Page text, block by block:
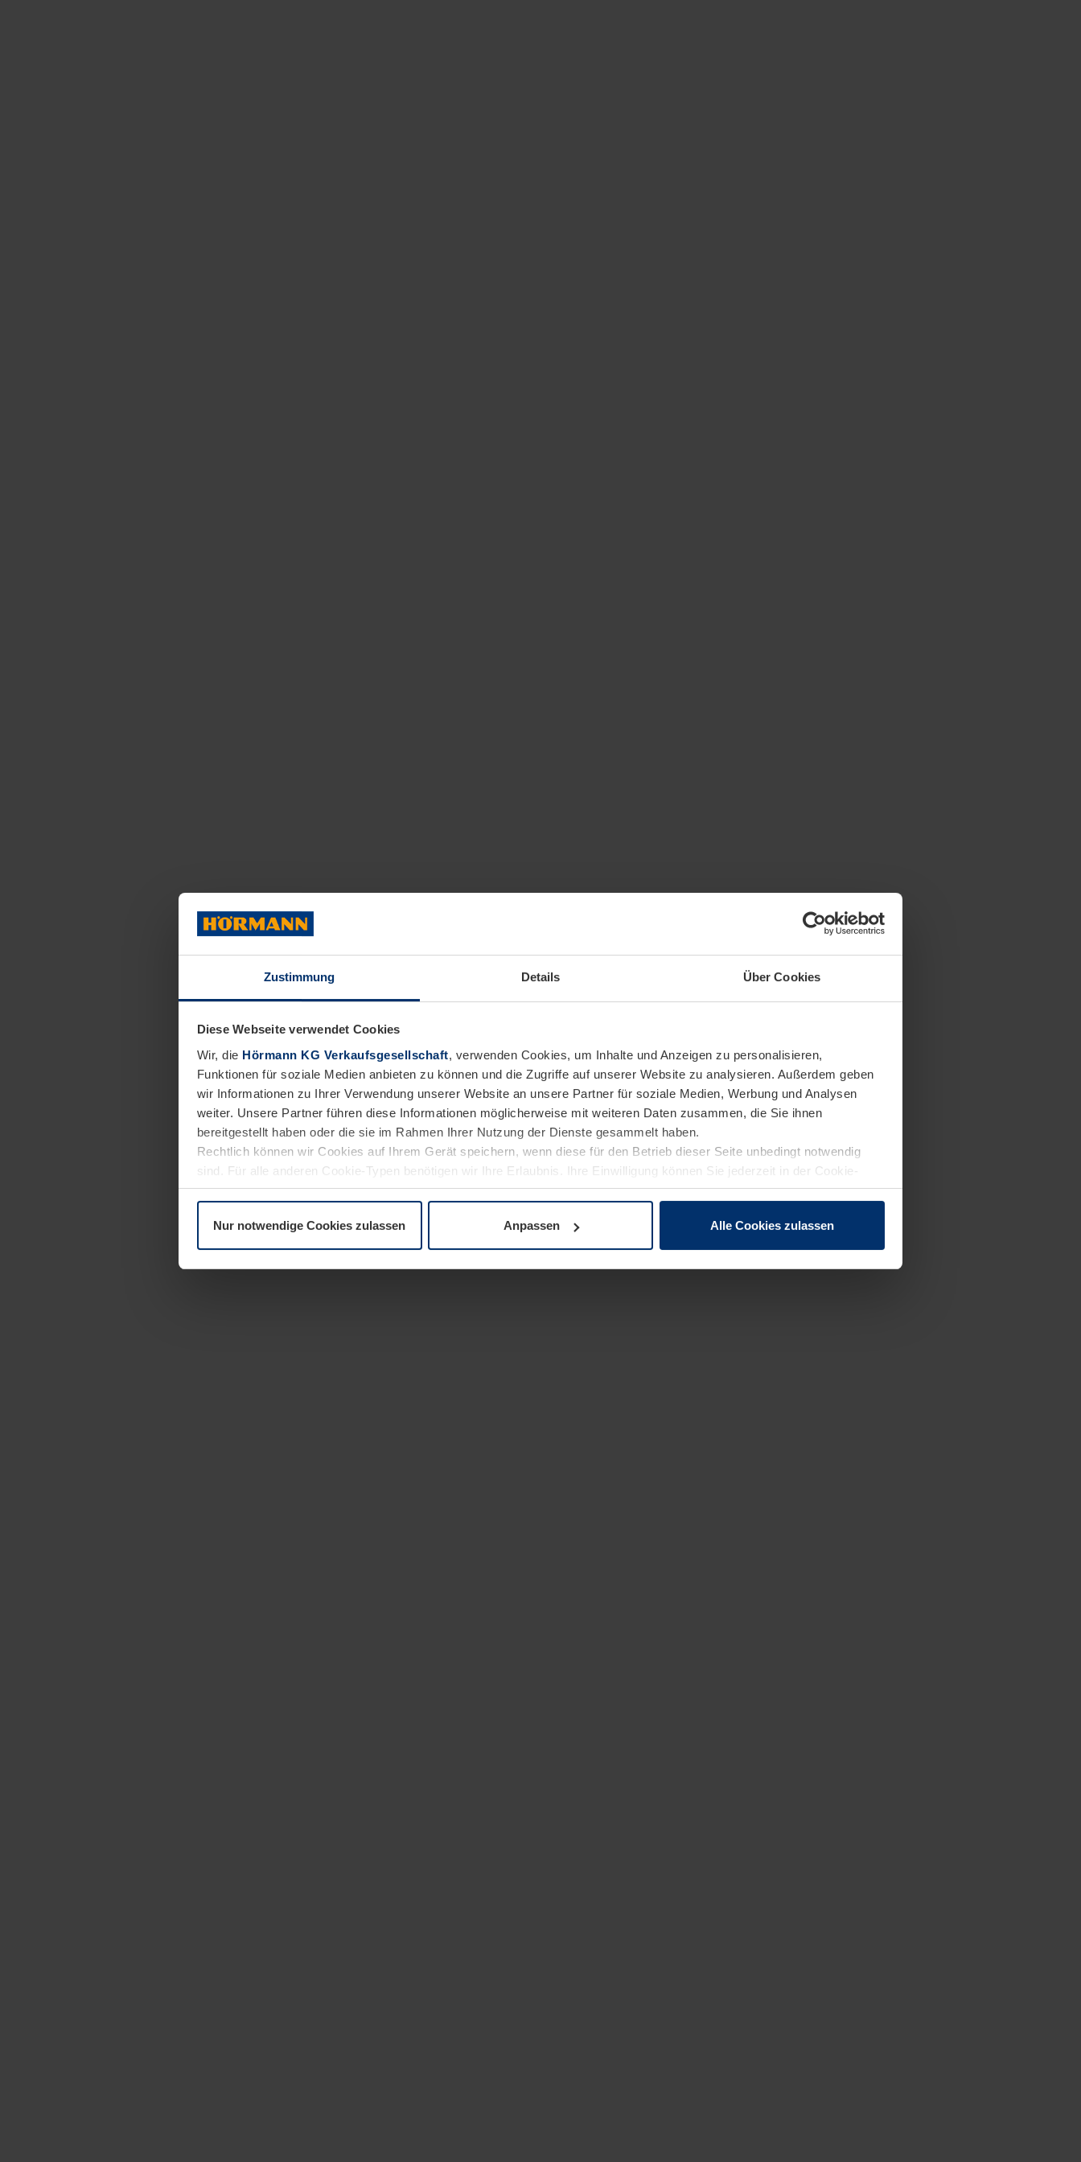
Zustimmung Details Über Cookies
Diese Webseite verwendet Cookies
Wir, die Hörmann KG Verkaufsgesellschaft, verwenden Cookies, um Inhalte und Anzeigen zu personalisieren,
Funktionen für soziale Medien anbieten zu können und die Zugriffe auf unserer Website zu analysieren. Außerdem geben
wir Informationen zu Ihrer Verwendung unserer Website an unsere Partner für soziale Medien, Werbung und Analysen
weiter. Unsere Partner führen diese Informationen möglicherweise mit weiteren Daten zusammen, die Sie ihnen
bereitgestellt haben oder die sie im Rahmen Ihrer Nutzung der Dienste gesammelt haben.
Rechtlich können wir Cookies auf Ihrem Gerät speichern, wenn diese für den Betrieb dieser Seite unbedingt notwendig
sind. Für alle anderen Cookie-Typen benötigen wir Ihre Erlaubnis. Ihre Einwilligung können Sie jederzeit in der Cookie-
Erläuterung auf der SeiteDatenschutzerklärungunserer Website ändern oder widerrufen.
Nur notwendige Cookies zulassen Anpassen Alle Cookies zulassen